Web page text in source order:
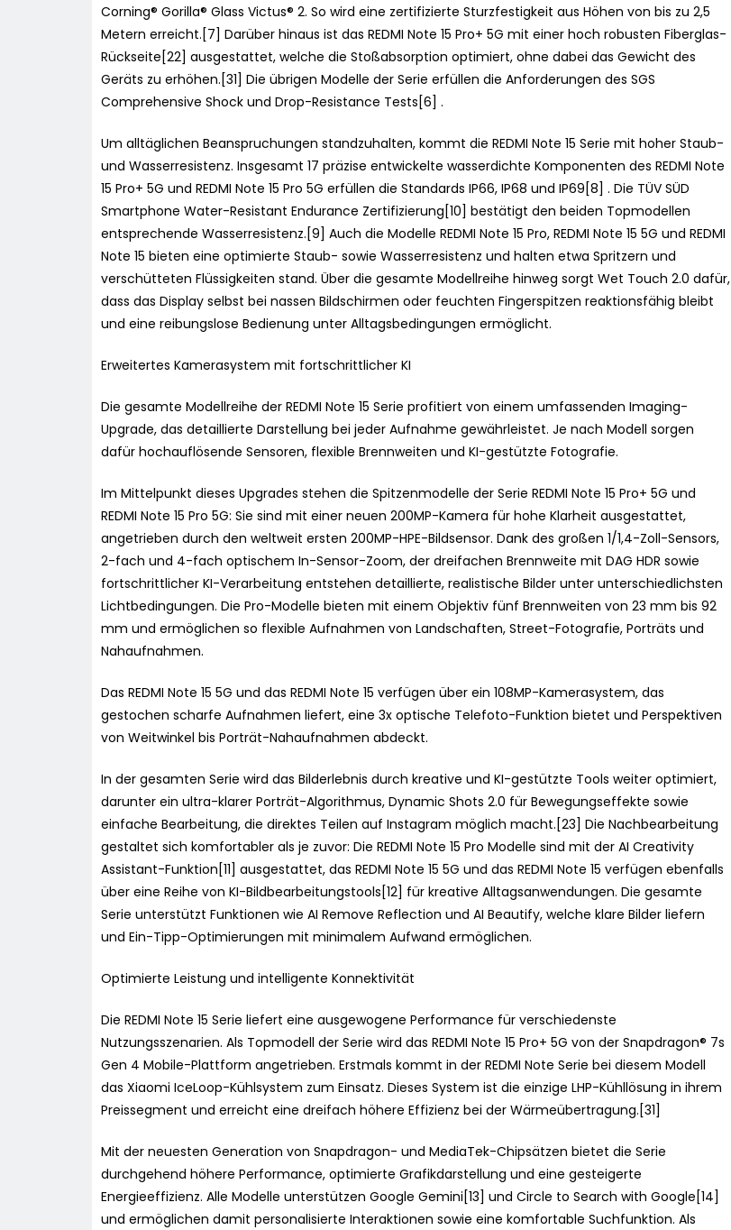
Corning® Gorilla® Glass Victus® 2. So wird eine zertifizierte Sturzfestigkeit aus Höhen von bis zu 2,5
Metern erreicht.[7] Darüber hinaus ist das REDMI Note 15 Pro+ 5G mit einer hoch robusten Fiberglas-
Rückseite[22] ausgestattet, welche die Stoßabsorption optimiert, ohne dabei das Gewicht des
Geräts zu erhöhen.[31] Die übrigen Modelle der Serie erfüllen die Anforderungen des SGS
Comprehensive Shock und Drop-Resistance Tests[6] .
Um alltäglichen Beanspruchungen standzuhalten, kommt die REDMI Note 15 Serie mit hoher Staub-
und Wasserresistenz. Insgesamt 17 präzise entwickelte wasserdichte Komponenten des REDMI Note
15 Pro+ 5G und REDMI Note 15 Pro 5G erfüllen die Standards IP66, IP68 und IP69[8] . Die TÜV SÜD
Smartphone Water-Resistant Endurance Zertifizierung[10] bestätigt den beiden Topmodellen
entsprechende Wasserresistenz.[9] Auch die Modelle REDMI Note 15 Pro, REDMI Note 15 5G und REDMI
Note 15 bieten eine optimierte Staub- sowie Wasserresistenz und halten etwa Spritzern und
verschütteten Flüssigkeiten stand. Über die gesamte Modellreihe hinweg sorgt Wet Touch 2.0 dafür,
dass das Display selbst bei nassen Bildschirmen oder feuchten Fingerspitzen reaktionsfähig bleibt
und eine reibungslose Bedienung unter Alltagsbedingungen ermöglicht.
Erweitertes Kamerasystem mit fortschrittlicher KI
Die gesamte Modellreihe der REDMI Note 15 Serie profitiert von einem umfassenden Imaging-
Upgrade, das detaillierte Darstellung bei jeder Aufnahme gewährleistet. Je nach Modell sorgen
dafür hochauflösende Sensoren, flexible Brennweiten und KI-gestützte Fotografie.
Im Mittelpunkt dieses Upgrades stehen die Spitzenmodelle der Serie REDMI Note 15 Pro+ 5G und
REDMI Note 15 Pro 5G: Sie sind mit einer neuen 200MP-Kamera für hohe Klarheit ausgestattet,
angetrieben durch den weltweit ersten 200MP-HPE-Bildsensor. Dank des großen 1/1,4-Zoll-Sensors,
2-fach und 4-fach optischem In-Sensor-Zoom, der dreifachen Brennweite mit DAG HDR sowie
fortschrittlicher KI-Verarbeitung entstehen detaillierte, realistische Bilder unter unterschiedlichsten
Lichtbedingungen. Die Pro-Modelle bieten mit einem Objektiv fünf Brennweiten von 23 mm bis 92
mm und ermöglichen so flexible Aufnahmen von Landschaften, Street-Fotografie, Porträts und
Nahaufnahmen.
Das REDMI Note 15 5G und das REDMI Note 15 verfügen über ein 108MP-Kamerasystem, das
gestochen scharfe Aufnahmen liefert, eine 3x optische Telefoto-Funktion bietet und Perspektiven
von Weitwinkel bis Porträt-Nahaufnahmen abdeckt.
In der gesamten Serie wird das Bilderlebnis durch kreative und KI-gestützte Tools weiter optimiert,
darunter ein ultra-klarer Porträt-Algorithmus, Dynamic Shots 2.0 für Bewegungseffekte sowie
einfache Bearbeitung, die direktes Teilen auf Instagram möglich macht.[23] Die Nachbearbeitung
gestaltet sich komfortabler als je zuvor: Die REDMI Note 15 Pro Modelle sind mit der AI Creativity
Assistant-Funktion[11] ausgestattet, das REDMI Note 15 5G und das REDMI Note 15 verfügen ebenfalls
über eine Reihe von KI-Bildbearbeitungstools[12] für kreative Alltagsanwendungen. Die gesamte
Serie unterstützt Funktionen wie AI Remove Reflection und AI Beautify, welche klare Bilder liefern
und Ein-Tipp-Optimierungen mit minimalem Aufwand ermöglichen.
Optimierte Leistung und intelligente Konnektivität
Die REDMI Note 15 Serie liefert eine ausgewogene Performance für verschiedenste
Nutzungsszenarien. Als Topmodell der Serie wird das REDMI Note 15 Pro+ 5G von der Snapdragon® 7s
Gen 4 Mobile-Plattform angetrieben. Erstmals kommt in der REDMI Note Serie bei diesem Modell
das Xiaomi IceLoop-Kühlsystem zum Einsatz. Dieses System ist die einzige LHP-Kühllösung in ihrem
Preissegment und erreicht eine dreifach höhere Effizienz bei der Wärmeübertragung.[31]
Mit der neuesten Generation von Snapdragon- und MediaTek-Chipsätzen bietet die Serie
durchgehend höhere Performance, optimierte Grafikdarstellung und eine gesteigerte
Energieeffizienz. Alle Modelle unterstützen Google Gemini[13] und Circle to Search with Google[14]
und ermöglichen damit personalisierte Interaktionen sowie eine komfortable Suchfunktion. Als